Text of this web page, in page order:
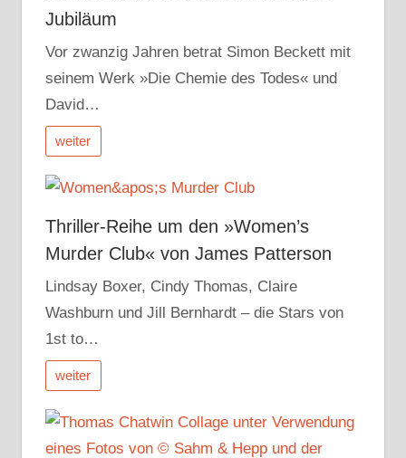
Jubiläum
Vor zwanzig Jahren betrat Simon Beckett mit
seinem Werk »Die Chemie des Todes« und
David…
weiter
Thriller-Reihe um den »Women’s
Murder Club« von James Patterson
Lindsay Boxer, Cindy Thomas, Claire
Washburn und Jill Bernhardt – die Stars von
1st to…
weiter